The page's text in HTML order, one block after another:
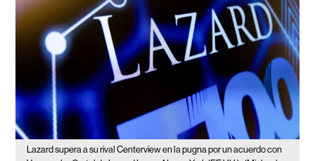
Lazard supera a su rival Centerview en la pugna por un acuerdo con